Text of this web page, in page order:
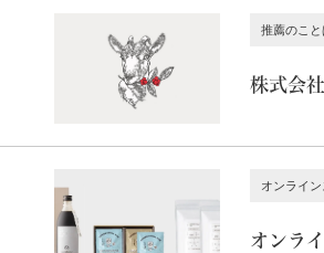
推薦のこと
株式会
オンライン
オンラ